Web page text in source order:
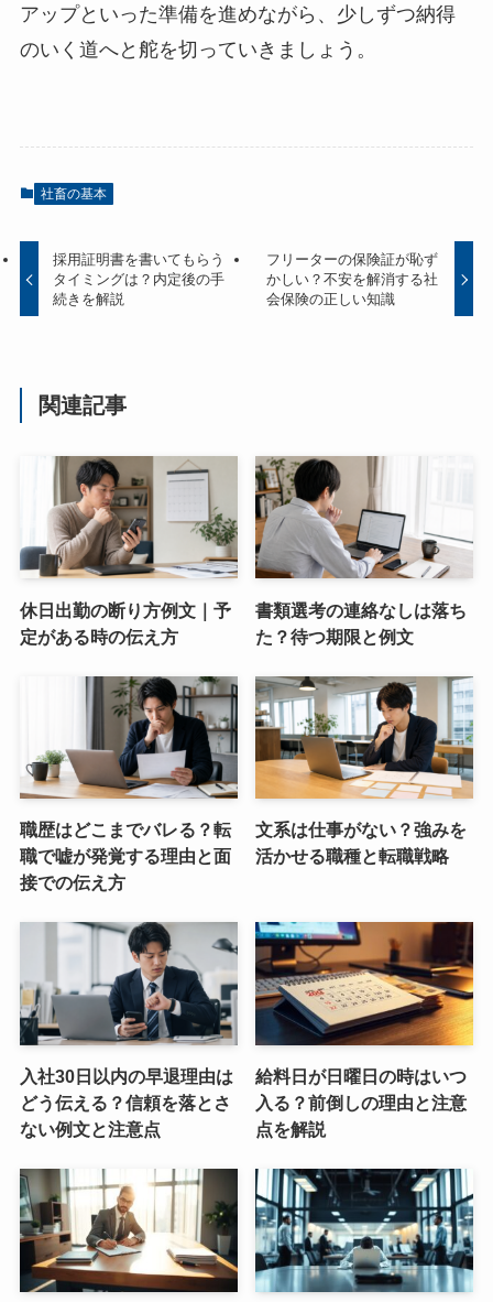
アップといった準備を進めながら、少しずつ納得
のいく道へと舵を切っていきましょう。
社畜の基本
採用証明書を書いてもらう
タイミングは？内定後の手
続きを解説
フリーターの保険証が恥ず
かしい？不安を解消する社
会保険の正しい知識
関連記事
休日出勤の断り方例文｜予
定がある時の伝え方
書類選考の連絡なしは落ち
た？待つ期限と例文
職歴はどこまでバレる？転
職で嘘が発覚する理由と面
接での伝え方
文系は仕事がない？強みを
活かせる職種と転職戦略
入社30日以内の早退理由は
どう伝える？信頼を落とさ
ない例文と注意点
給料日が日曜日の時はいつ
入る？前倒しの理由と注意
点を解説